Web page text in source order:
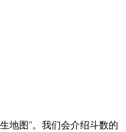
地图”。我们会介绍斗数的